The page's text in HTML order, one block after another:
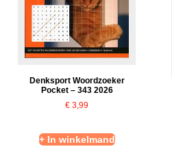
Denksport Woordzoeker
Pocket – 343 2026
€ 3,99
+ In winkelmand